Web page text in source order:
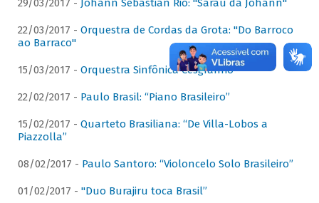
29/03/2017 - Johann Sebastian Rio: "Sarau da Johann"
22/03/2017 - Orquestra de Cordas da Grota: "Do Barroco
ao Barraco"
15/03/2017 - Orquestra Sinfônica Cesgranrio
22/02/2017 - Paulo Brasil: “Piano Brasileiro”
15/02/2017 - Quarteto Brasiliana: “De Villa-Lobos a
Piazzolla”
08/02/2017 - Paulo Santoro: “Violoncelo Solo Brasileiro”
01/02/2017 - "Duo Burajiru toca Brasil”